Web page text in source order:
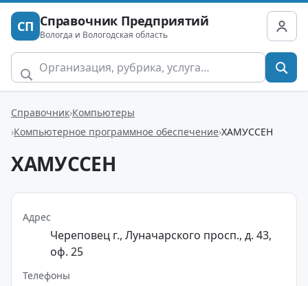
СП Справочник Предприятий
Вологда и Вологодская область
Справочник Компьютеры
Компьютерное программное обеспечение ХАМУССЕН
ХАМУССЕН
Адрес
Череповец г., Луначарского просп., д. 43,
оф. 25
Телефоны